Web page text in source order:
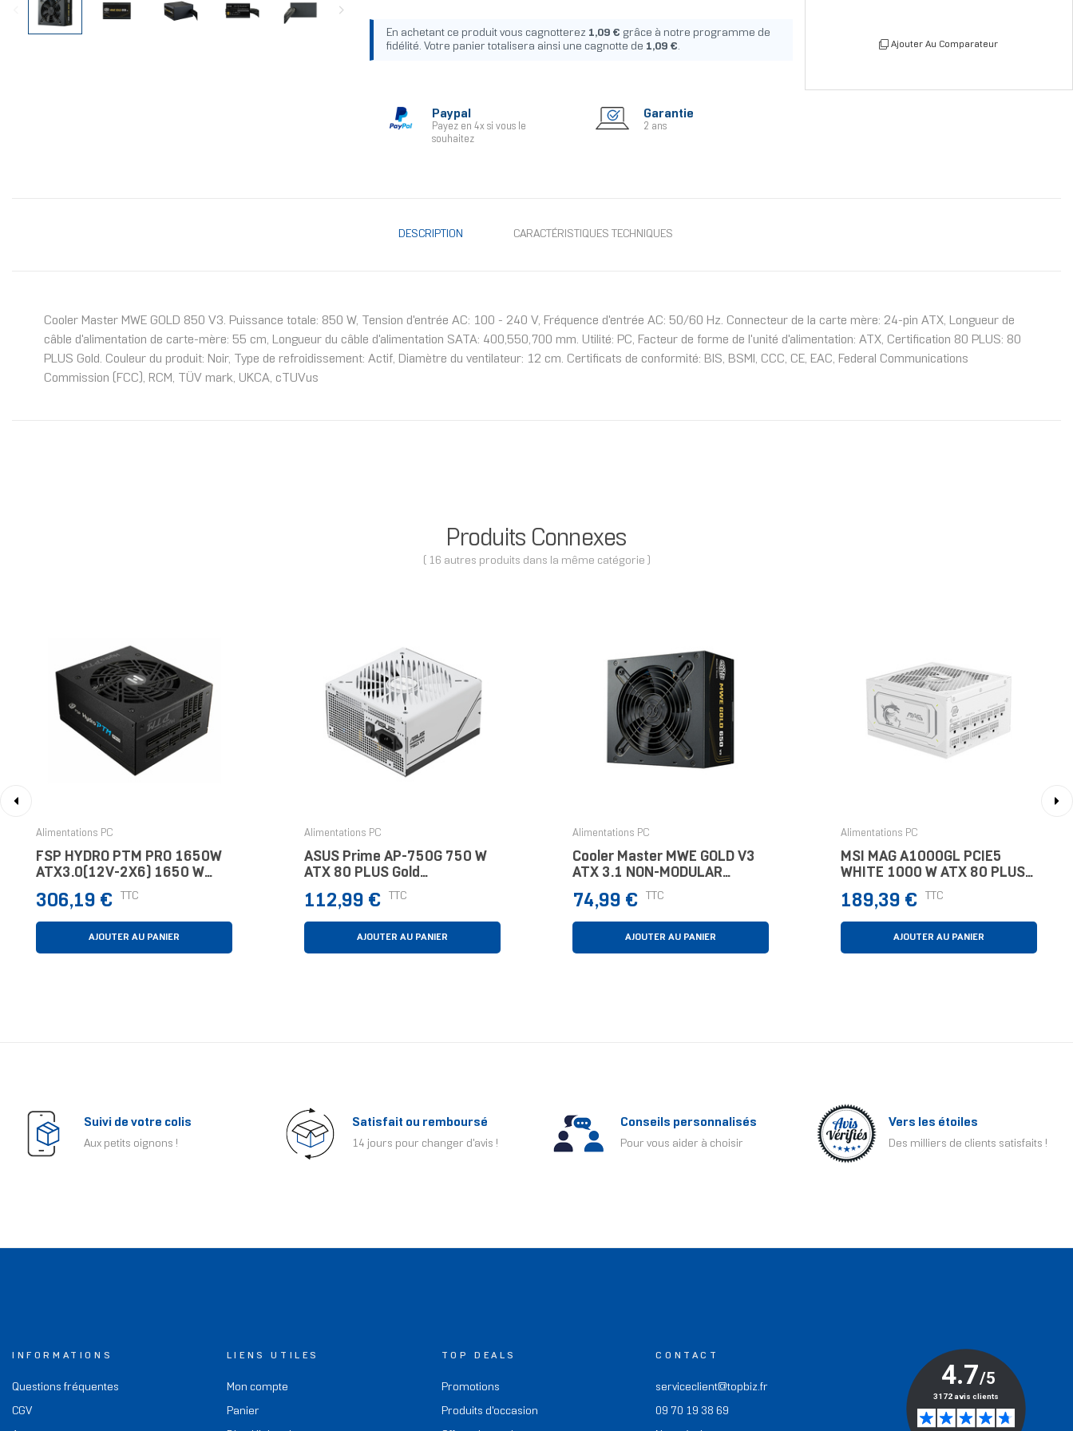
En achetant ce produit vous cagnotterez 1,09 € grâce à notre programme de
fidélité. Votre panier totalisera ainsi une cagnotte de 1,09 €.
Paypal
Payez en 4x si vous le
souhaitez
Garantie
2 ans
Ajouter Au Comparateur
DESCRIPTION CARACTÉRISTIQUES TECHNIQUES
Cooler Master MWE GOLD 850 V3. Puissance totale: 850 W, Tension d'entrée AC: 100 - 240 V, Fréquence d'entrée AC: 50/60 Hz. Connecteur de la carte mère: 24-pin ATX, Longueur de
câble d'alimentation de carte-mère: 55 cm, Longueur du câble d'alimentation SATA: 400,550,700 mm. Utilité: PC, Facteur de forme de l'unité d'alimentation: ATX, Certification 80 PLUS: 80
PLUS Gold. Couleur du produit: Noir, Type de refroidissement: Actif, Diamètre du ventilateur: 12 cm. Certificats de conformité: BIS, BSMI, CCC, CE, EAC, Federal Communications
Commission (FCC), RCM, TÜV mark, UKCA, cTUVus
Produits Connexes
( 16 autres produits dans la même catégorie )
Alimentations PC
FSP HYDRO PTM PRO 1650W
ATX3.0(12V-2X6) 1650 W
ATX 80 PLUS Platinum
Entièrement Modulaire PC
Prix
306,19 € TTC
AJOUTER AU PANIER
Alimentations PC
ASUS Prime AP-750G 750 W
ATX 80 PLUS Gold
Entièrement Modulaire PC
Prix
112,99 € TTC
AJOUTER AU PANIER
Alimentations PC
Cooler Master MWE GOLD V3
ATX 3.1 NON-MODULAR
SERIES 650 W 80 PLUS Gold
Non-Modulaire PC/serveur
Prix
74,99 € TTC
AJOUTER AU PANIER
Alimentations PC
MSI MAG A1000GL PCIE5
WHITE 1000 W ATX 80 PLUS
Gold Entièrement Modulaire
PC
Prix
189,39 € TTC
AJOUTER AU PANIER
Suivi de votre colis
Aux petits oignons !
Satisfait ou remboursé
14 jours pour changer d'avis !
Conseils personnalisés
Pour vous aider à choisir
Vers les étoiles
Des milliers de clients satisfaits !
INFORMATIONS
Questions fréquentes
CGV
LIENS UTILES
Mon compte
Panier
TOP DEALS
Promotions
Produits d'occasion
CONTACT
serviceclient@topbiz.fr
09 70 19 38 69